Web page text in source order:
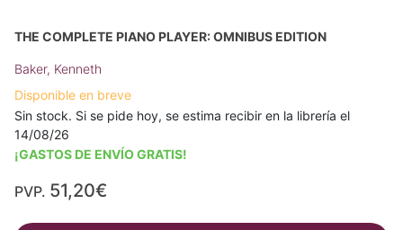
THE COMPLETE PIANO PLAYER: OMNIBUS EDITION
Baker, Kenneth
Disponible en breve
Sin stock. Si se pide hoy, se estima recibir en la librería el
14/08/26
¡GASTOS DE ENVÍO GRATIS!
PVP. 51,20€